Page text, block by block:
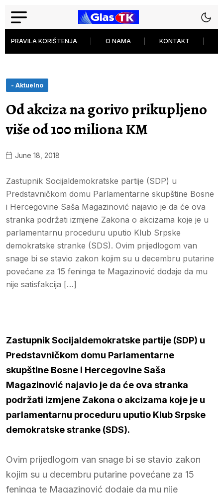
PRAVILA KORIŠTENJA O NAMA KONTAKT
- Aktuelno
Od akciza na gorivo prikupljeno
više od 100 miliona KM
June 18, 2018
Zastupnik Socijaldemokratske partije (SDP) u
Predstavničkom domu Parlamentarne skupštine Bosne
i Hercegovine Saša Magazinović najavio je da će ova
stranka podržati izmjene Zakona o akcizama koje je u
parlamentarnu proceduru uputio Klub Srpske
demokratske stranke (SDS). Ovim prijedlogom van
snage bi se stavio zakon kojim su u decembru putarine
povećane za 15 feninga te Magazinović dodaje da mu
nije satisfakcija […]
Zastupnik Socijaldemokratske partije (SDP) u
Predstavničkom domu Parlamentarne
skupštine Bosne i Hercegovine Saša
Magazinović najavio je da će ova stranka
podržati izmjene Zakona o akcizama koje je u
parlamentarnu proceduru uputio Klub Srpske
demokratske stranke (SDS).
Ovim prijedlogom van snage bi se stavio zakon
kojim su u decembru putarine povećane za 15
feninga te Magazinović dodaje da mu nije